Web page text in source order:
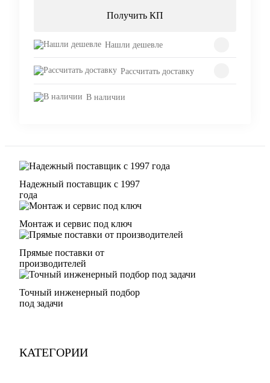
Получить КП
Нашли дешевле
Рассчитать доставку
В наличии
Надежный поставщик с 1997
года
Монтаж и сервис под ключ
Прямые поставки от
производителей
Точный инженерный подбор
под задачи
КАТЕГОРИИ